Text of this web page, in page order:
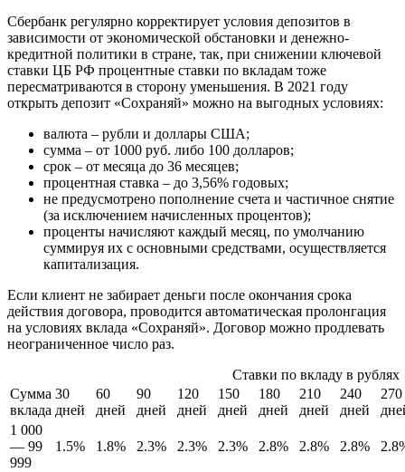
Сбербанк регулярно корректирует условия депозитов в
зависимости от экономической обстановки и денежно-
кредитной политики в стране, так, при снижении ключевой
ставки ЦБ РФ процентные ставки по вкладам тоже
пересматриваются в сторону уменьшения. В 2021 году
открыть депозит «Сохраняй» можно на выгодных условиях:
валюта – рубли и доллары США;
сумма – от 1000 руб. либо 100 долларов;
срок – от месяца до 36 месяцев;
процентная ставка – до 3,56% годовых;
не предусмотрено пополнение счета и частичное снятие
(за исключением начисленных процентов);
проценты начисляют каждый месяц, по умолчанию
суммируя их с основными средствами, осуществляется
капитализация.
Если клиент не забирает деньги после окончания срока
действия договора, проводится автоматическая пролонгация
на условиях вклада «Сохраняй». Договор можно продлевать
неограниченное число раз.
Ставки по вкладу в рублях
Сумма
вклада
30
дней
60
дней
90
дней
120
дней
150
дней
180
дней
210
дней
240
дней
270
1 000
— 99
999
1.5% 1.8% 2.3% 2.3% 2.3% 2.8% 2.8% 2.8%